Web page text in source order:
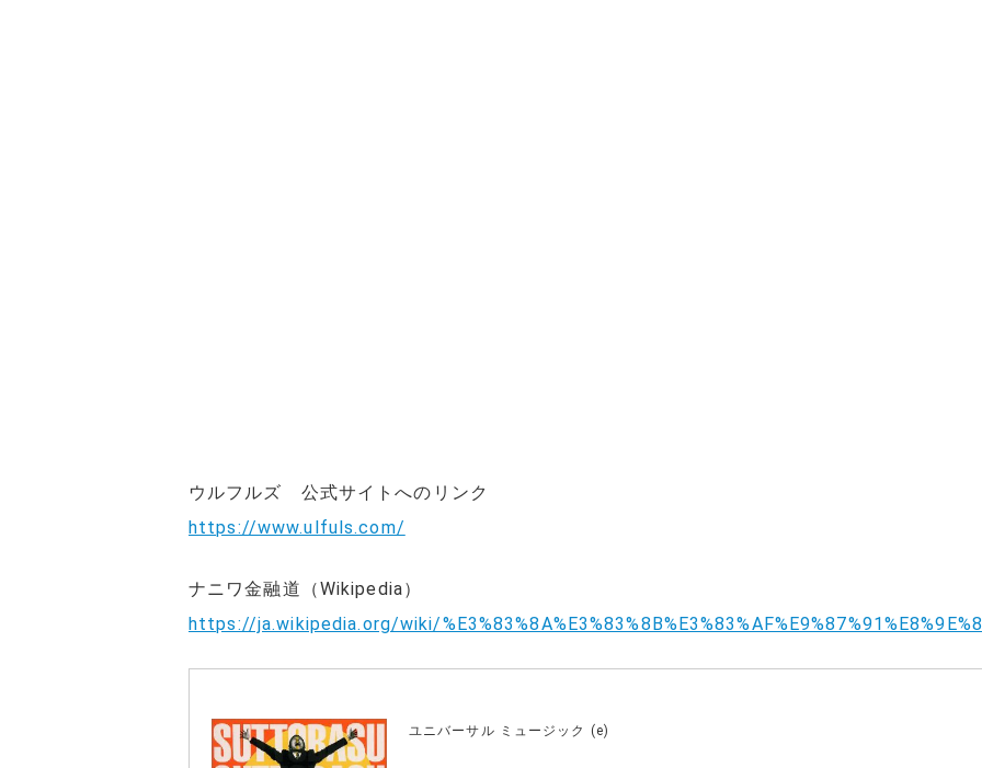
ウルフルズ 公式サイトへのリンク
https://www.ulfuls.com/
ナニワ金融道（Wikipedia）
https://ja.wikipedia.org/wiki/
ユニバーサル ミュージック (e)